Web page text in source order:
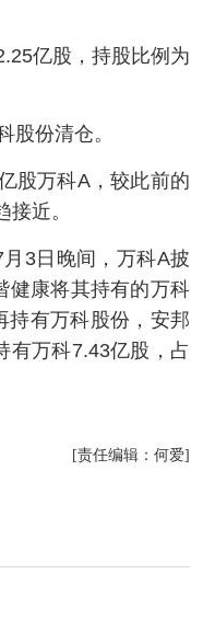
亿股，持股比例为
股份清仓。
股万科A，较此前的
近。
3日晚间，万科A披
健康将其持有的万科
持有万科股份，安邦
有万科7.43亿股，占
[责任编辑：何爱]